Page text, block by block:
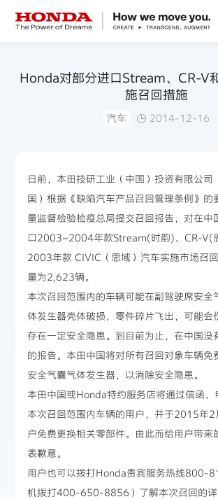
技术创新
赛事运动
新闻资讯
Honda对部分进口Stream、CR-V
施召回措施
汽车 2014-12-16
日前，本田技研工业（中国）投资有限公司
国）根据《缺陷汽车产品召回管理条例》的
量监督检验检疫总局提交召回报告，对在中
口2003~2004年款Stream(时韵)、CR-V(
2003年款 CIVIC（思域）汽车实施市场召
量为2,623辆。
本次召回范围内的车辆可能在副驾驶席安全
体发生器壳体破损，零件碎片飞出，可能会
存在一定安全隐患。到目前为止，在中国没
的报告。本田中国将对所有召回对象车辆免
安全气囊气体发生器，以消除安全隐患。
本田中国或Honda特约服务店将通过信函、
本次召回范围内车辆的用户，并于2015年2
户免费更换相关零部件。由此而给用户带来
表歉意。
用户也可以拨打Honda贵宾服务热线800-
机拨打400-650-8856）了解本次召回的详